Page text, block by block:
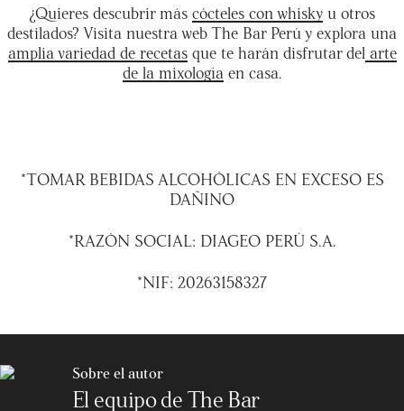
¿Quieres descubrir más cócteles con whisky u otros
destilados? Visita nuestra web The Bar Perú y explora una
amplia variedad de recetasque te harán disfrutar del arte
de la mixología en casa.
*TOMAR BEBIDAS ALCOHÓLICAS EN EXCESO ES
DAÑINO
*RAZÓN SOCIAL: DIAGEO PERÚ S.A.
*NIF: 20263158327
Sobre el autor
El equipo de The Bar